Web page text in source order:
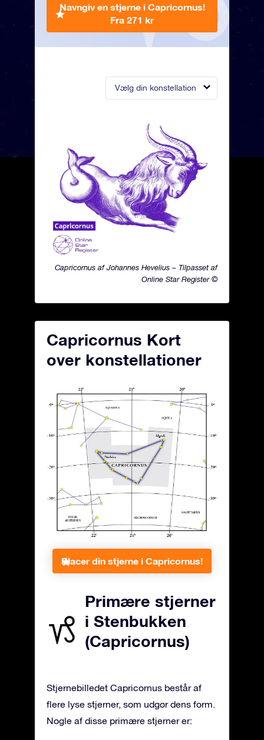
Vælg din konstellation
Capricornus af Johannes Hevelius – Tilpasset af
Online Star Register ©
Navngiv en stjerne i Capricornus!
Fra 271 kr
Capricornus Kort
over konstellationer
Placer din stjerne i Capricornus!
Primære stjerner
i Stenbukken
(Capricornus)
Stjernebilledet Capricornus består af
flere lyse stjerner, som udgør dens form.
Nogle af disse primære stjerner er: